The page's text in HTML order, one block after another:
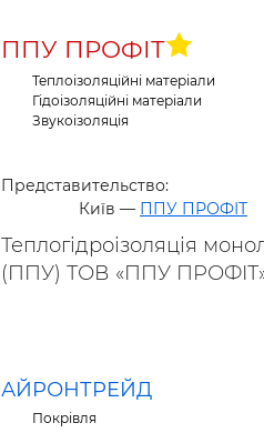
ППУ ПРОФІТ
Теплоізоляційні матеріали
Гідоізоляційні матеріали
Звукоізоляція
Представительствo:
Київ — ППУ ПРОФІТ
Теплогідроізоляція
(ППУ) ТОВ «ППУ ПРОФІТ»
АЙРОНТРЕЙД
Покрівля